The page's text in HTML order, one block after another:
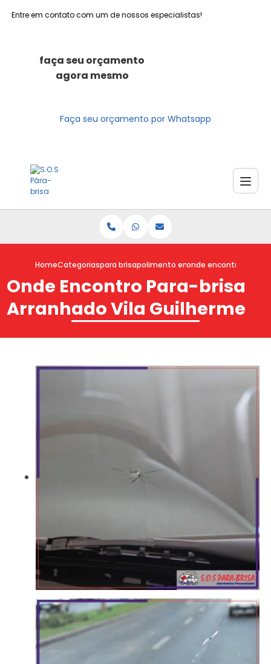
Entre em contato com um de nossos especialistas!
faça seu orçamento
agora mesmo
Faça seu orçamento por Whatsapp
HomeCategoriaspara brisapolimento em para brisa
onde encontro para
Onde Encontro Para-brisa
Arranhado Vila Guilherme